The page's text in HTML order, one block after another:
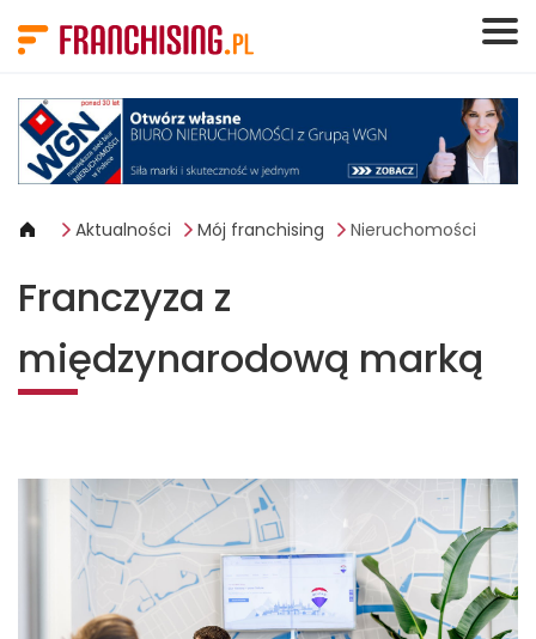
Aktualności Mój franchising Nieruchomości
Franczyza z
międzynarodową marką